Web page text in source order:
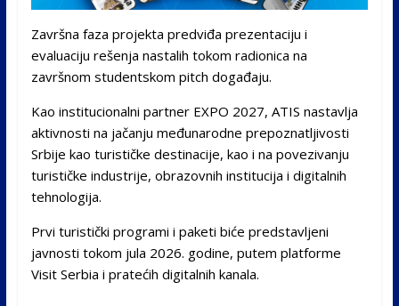
Završna faza projekta predviđa prezentaciju i
evaluaciju rešenja nastalih tokom radionica na
završnom studentskom pitch događaju.
Kao institucionalni partner EXPO 2027, ATIS nastavlja
aktivnosti na jačanju međunarodne prepoznatljivosti
Srbije kao turističke destinacije, kao i na povezivanju
turističke industrije, obrazovnih institucija i digitalnih
tehnologija.
Prvi turistički programi i paketi biće predstavljeni
javnosti tokom jula 2026. godine, putem platforme
Visit Serbia i pratećih digitalnih kanala.